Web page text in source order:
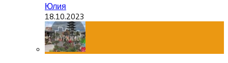
Юлия
18.10.2023